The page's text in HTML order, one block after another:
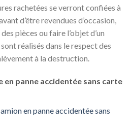
rachetées se verront confiées à
d’être revendues d’occasion,
pièces ou faire l’objet d’un
réalisés dans le respect des
à la destruction.
en panne accidentée sans carte
en panne accidentée sans